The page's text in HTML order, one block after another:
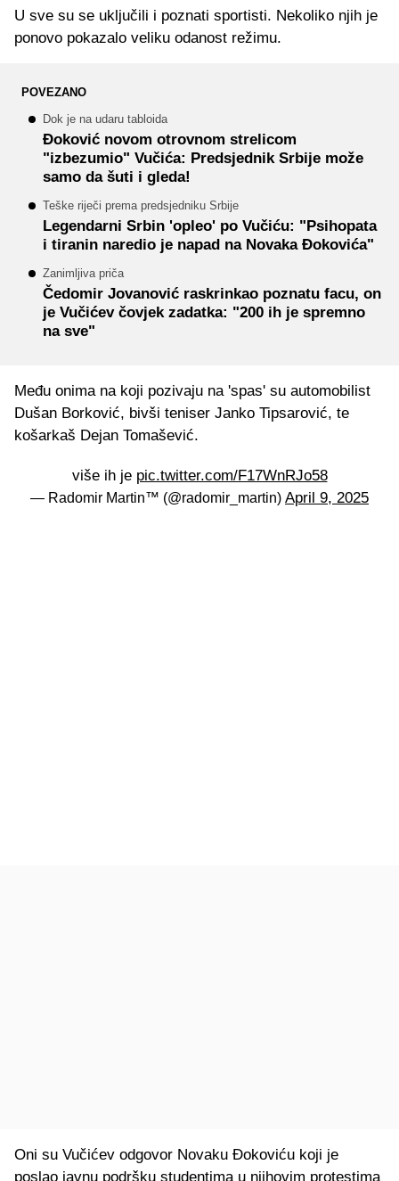
U sve su se uključili i poznati sportisti. Nekoliko njih je
ponovo pokazalo veliku odanost režimu.
POVEZANO
Dok je na udaru tabloida
Đoković novom otrovnom strelicom
"izbezumio" Vučića: Predsjednik Srbije može
samo da šuti i gleda!
Teške riječi prema predsjedniku Srbije
Legendarni Srbin 'opleo' po Vučiću: "Psihopata
i tiranin naredio je napad na Novaka Đokovića"
Zanimljiva priča
Čedomir Jovanović raskrinkao poznatu facu, on
je Vučićev čovjek zadatka: "200 ih je spremno
na sve"
Među onima na koji pozivaju na 'spas' su automobilist
Dušan Borković, bivši teniser Janko Tipsarović, te
košarkaš Dejan Tomašević.
više ih je pic.twitter.com/F17WnRJo58
— Radomir Martin™ (@radomir_martin) April 9, 2025
Oni su Vučićev odgovor Novaku Đokoviću koji je
poslao javnu podršku studentima u njihovim protestima